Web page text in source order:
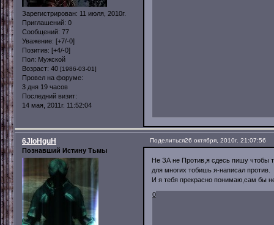
Зарегистрирован: 11 июля, 2010г.
Приглашений: 0
Сообщений: 77
Уважение: [+7/-0]
Позитив: [+4/-0]
Пол: Мужской
Возраст: 40 [1986-03-01]
Провел на форуме:
3 дня 19 часов
Последний визит:
14 мая, 2011г. 11:52:04
Поделиться26 октября, 2010г. 21:07:56
6JIoHguH
Познавший Истину Тьмы
Не ЗА не Против,я сдесь пишу чтобы
для многих тобишь я-написал против.
И я тебя прекрасно понимаю,сам бы
0